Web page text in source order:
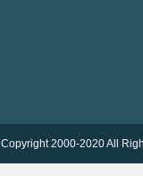
Copyright 2000-2020 All